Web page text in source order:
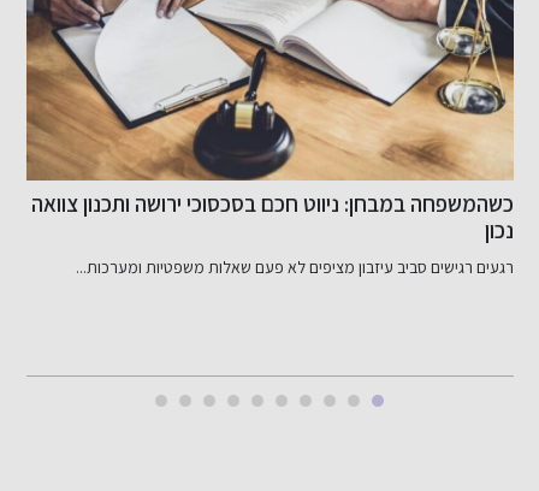
שיפור האשראי שלך בקלות
דירוג אשראי שלי: מה זה ולמה הוא חשוב? דירוג אשראי שלי...